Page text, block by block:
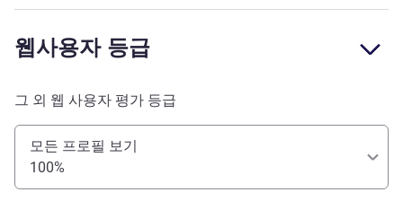
웹사용자 등급
그 외 웹 사용자 평가 등급
모든 프로필 보기
100%